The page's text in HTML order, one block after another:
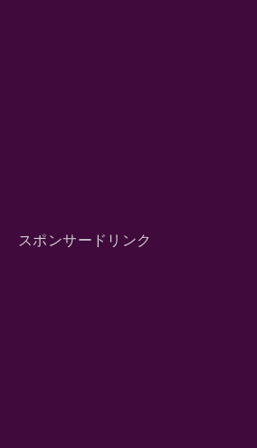
スポンサードリンク